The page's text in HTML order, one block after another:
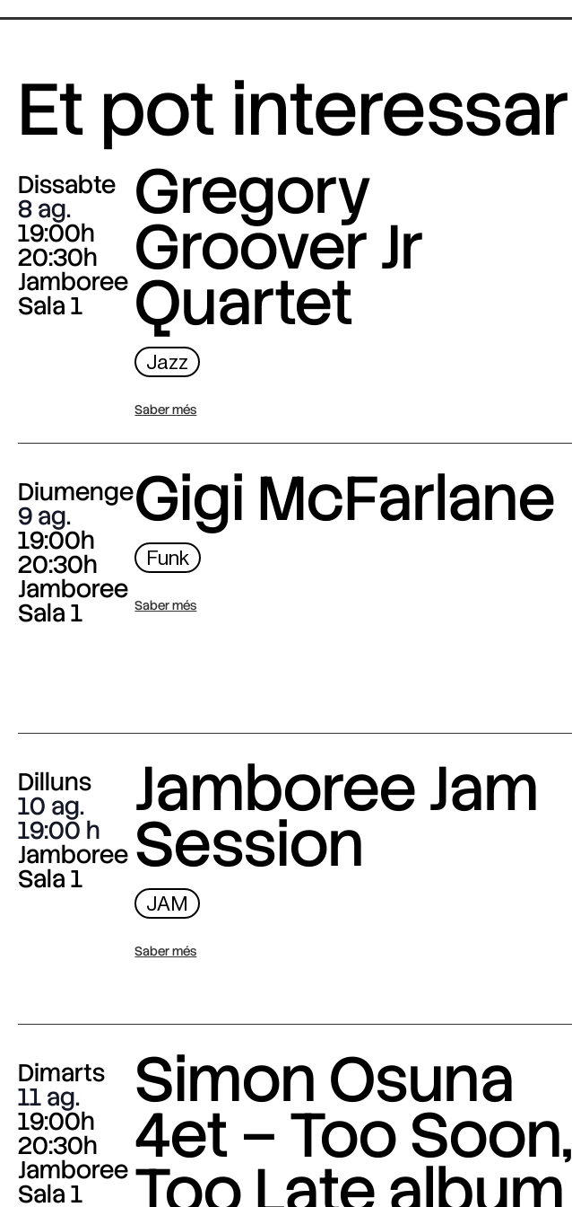
Et pot interessar
Dissabte
8 ag.
19:00h
20:30h
Jamboree
Sala 1
Gregory
Groover Jr
Quartet
Jazz
Saber més
Diumenge
9 ag.
19:00h
20:30h
Jamboree
Sala 1
Gigi McFarlane
Funk
Saber més
Dilluns
10 ag.
19:00
Jamboree
Sala 1
Jamboree Jam
Session
JAM
Saber més
Dimarts
11 ag.
19:00h
20:30h
Jamboree
Sala 1
Simon Osuna
4et – Too Soon,
Too Late album